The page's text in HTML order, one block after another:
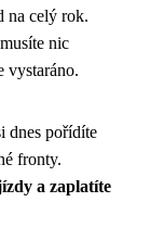
na celý rok.
nic
vystaráno.
dnes pořídíte
fronty.
a zaplatíte